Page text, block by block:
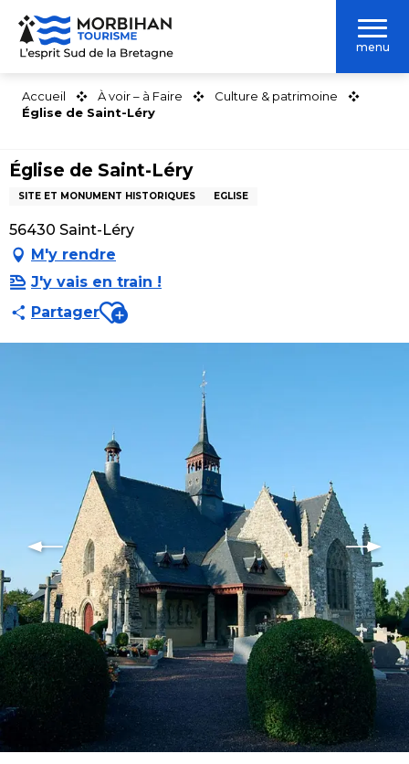
Aller
contenu
menu
Accueil À voir – à Faire
Culture & patrimoine
Église de Saint-Léry
Église de Saint-Léry
SITE ET MONUMENT HISTORIQUES EGLISE
56430 Saint-Léry
M'y rendre
J'y vais en train !
PartagerAjouter aux favoris